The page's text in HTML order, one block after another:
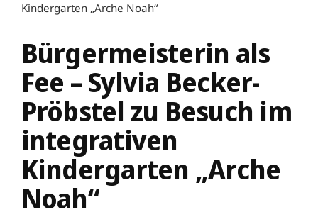
Kindergarten „Arche Noah“
Bürgermeisterin als
Fee – Sylvia Becker-
Pröbstel zu Besuch im
integrativen
Kindergarten „Arche
Noah“